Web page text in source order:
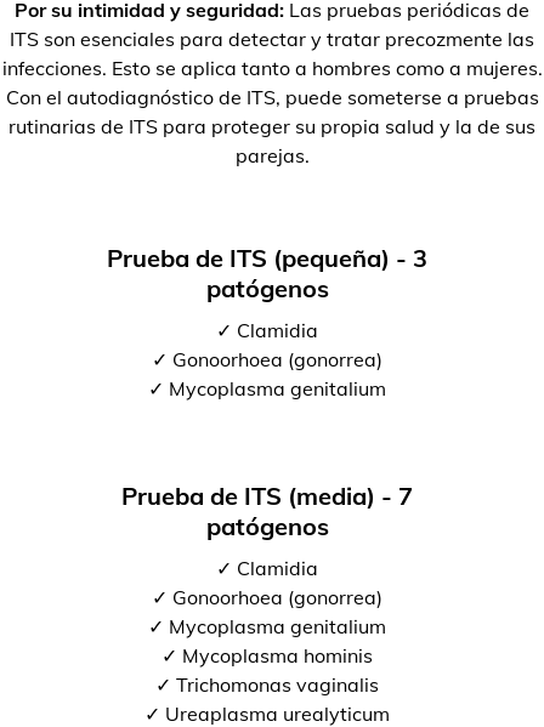
Por su intimidad y seguridad: Las pruebas periódicas de
ITS son esenciales para detectar y tratar precozmente las
infecciones. Esto se aplica tanto a hombres como a mujeres.
Con el autodiagnóstico de ITS, puede someterse a pruebas
rutinarias de ITS para proteger su propia salud y la de sus
parejas.
Prueba de ITS (pequeña) - 3
patógenos
✓ Clamidia
✓ Gonoorhoea (gonorrea)
✓ Mycoplasma genitalium
Prueba de ITS (media) - 7
patógenos
✓ Clamidia
✓ Gonoorhoea (gonorrea)
✓ Mycoplasma genitalium
✓ Mycoplasma hominis
✓ Trichomonas vaginalis
✓ Ureaplasma urealyticum